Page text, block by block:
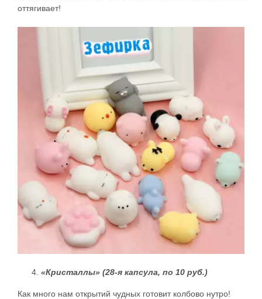
оттягивает!
«Кристаллы» (28-я капсула, по 10 руб.)
Как много нам открытий чудных готовит колбово нутро!